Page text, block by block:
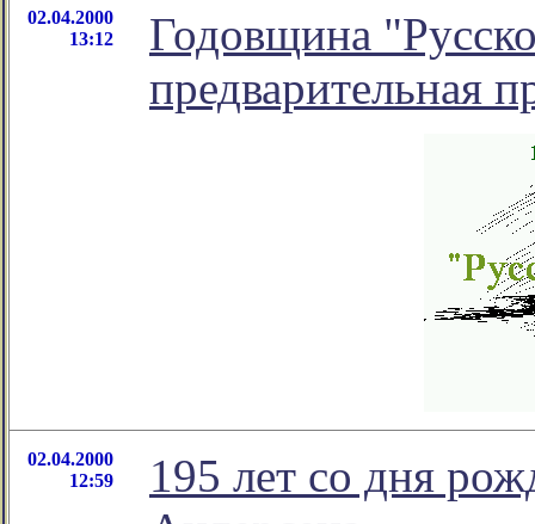
02.04.2000
13:12
Годовщина
предварительная
02.04.2000
12:59
195 лет со дня